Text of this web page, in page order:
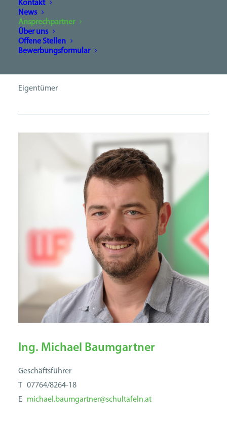
Kontakt
News
Ansprechpartner
Über uns
Offene Stellen
Bewerbungsformular
Eigentümer
Ing. Michael Baumgartner
Geschäftsführer
T 07764/8264-18
E michael.baumgartner@schultafeln.at